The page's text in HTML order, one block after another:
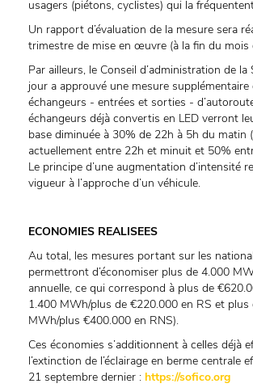
usagers (piétons, cyclistes) qui la
Un rapport d’évaluation de la mesure sera
trimestre de mise en œuvre (à la fin du mois
Par ailleurs, le Conseil d’administration de la
jour a approuvé une mesure
échangeurs - entrées et sorties -
échangeurs déjà convertis en LED verront
base diminuée à 30% de 22h à 5h du matin
actuellement entre 22h et minuit et 50%
Le principe d’une augmentation d’intensité
vigueur à l’approche d’un véhicule.
ECONOMIES REALISEES
Au total, les mesures portant sur les
permettront d’économiser plus de 4.000
annuelle, ce qui correspond à plus de
1.400 MWh/plus de €220.000 en RS et plus
MWh/plus €400.000 en RNS).
Ces économies s’additionnent à celles déjà
l’extinction de l’éclairage en berme centrale
21 septembre dernier : https://sofico.org